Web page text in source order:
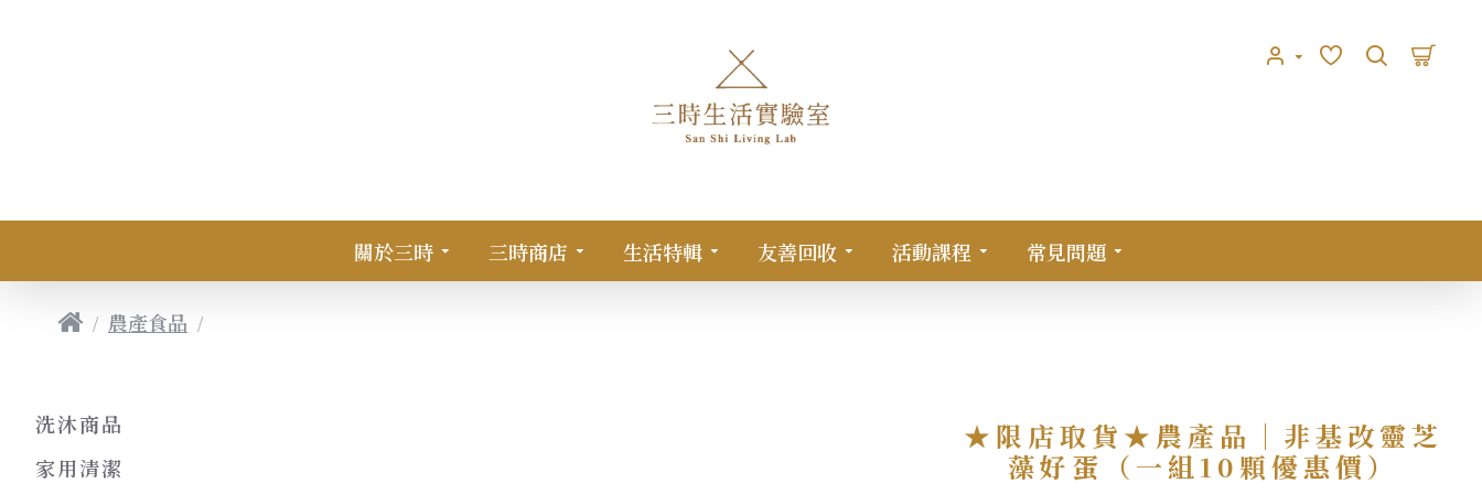
關於三時 三時商店 生活特輯 友善回收 活動課程 常見問題
農產食品
洗沐商品
家用清潔
★限店取貨★農產品｜非基改靈芝
藻好蛋（一組10顆優惠價）